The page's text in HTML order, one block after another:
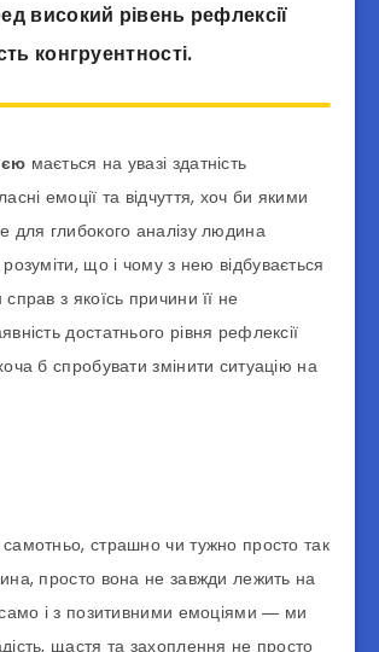
високий рівень рефлексії
конгруентності.
мається на увазі здатність
емоції та відчуття, хоч би якими
для глибокого аналізу людина
розуміти, що і чому з нею відбувається
з якоїсь причини її не
достатнього рівня рефлексії
б спробувати змінити ситуацію на
страшно чи тужно просто так
просто вона не завжди лежить на
само і з позитивними емоціями ― ми
щастя та захоплення не просто